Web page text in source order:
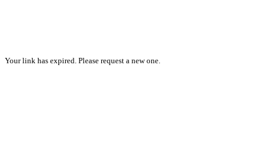
Your link has expired. Please request a new one.